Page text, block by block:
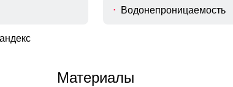
Водонепроницаемость
Материалы